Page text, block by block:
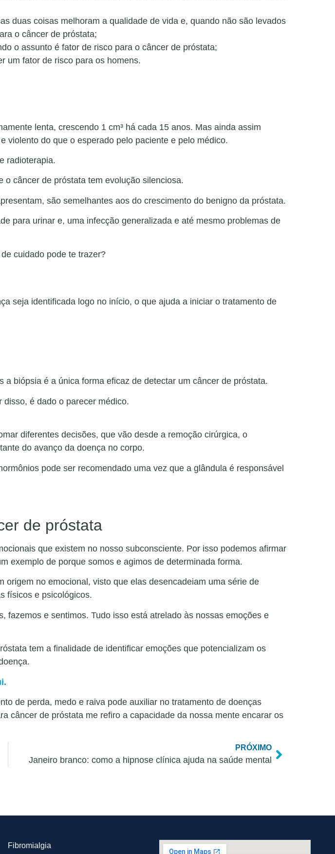
duas coisas melhoram a qualidade de vida e, quando não são levados
o câncer de próstata;
o assunto é fator de risco para o câncer de próstata;
um fator de risco para os homens.
lenta, crescendo 1 cm³ há cada 15 anos. Mas ainda assim
violento do que o esperado pelo paciente e pelo médico.
radioterapia.
câncer de próstata tem evolução silenciosa.
são semelhantes aos do crescimento do benigno da próstata.
para urinar e, uma infecção generalizada e até mesmo problemas de
cuidado pode te trazer?
seja identificada logo no início, o que ajuda a iniciar o tratamento de
biópsia é a única forma eficaz de detectar um câncer de próstata.
é dado o parecer médico.
diferentes decisões, que vão desde a remoção cirúrgica, o
do avanço da doença no corpo.
pode ser recomendado uma vez que a glândula é responsável
de próstata
que existem no nosso subconsciente. Por isso podemos afirmar
exemplo de porque somos e agimos de determinada forma.
no emocional, visto que elas desencadeiam uma série de
físicos e psicológicos.
fazemos e sentimos. Tudo isso está atrelado às nossas emoções e
tem a finalidade de identificar emoções que potencializam os
de perda, medo e raiva pode auxiliar no tratamento de doenças
câncer de próstata me refiro a capacidade da nossa mente encarar os
PRÓXIMO
Janeiro branco: como a hipnose clínica ajuda na saúde mental
Fibromialgia